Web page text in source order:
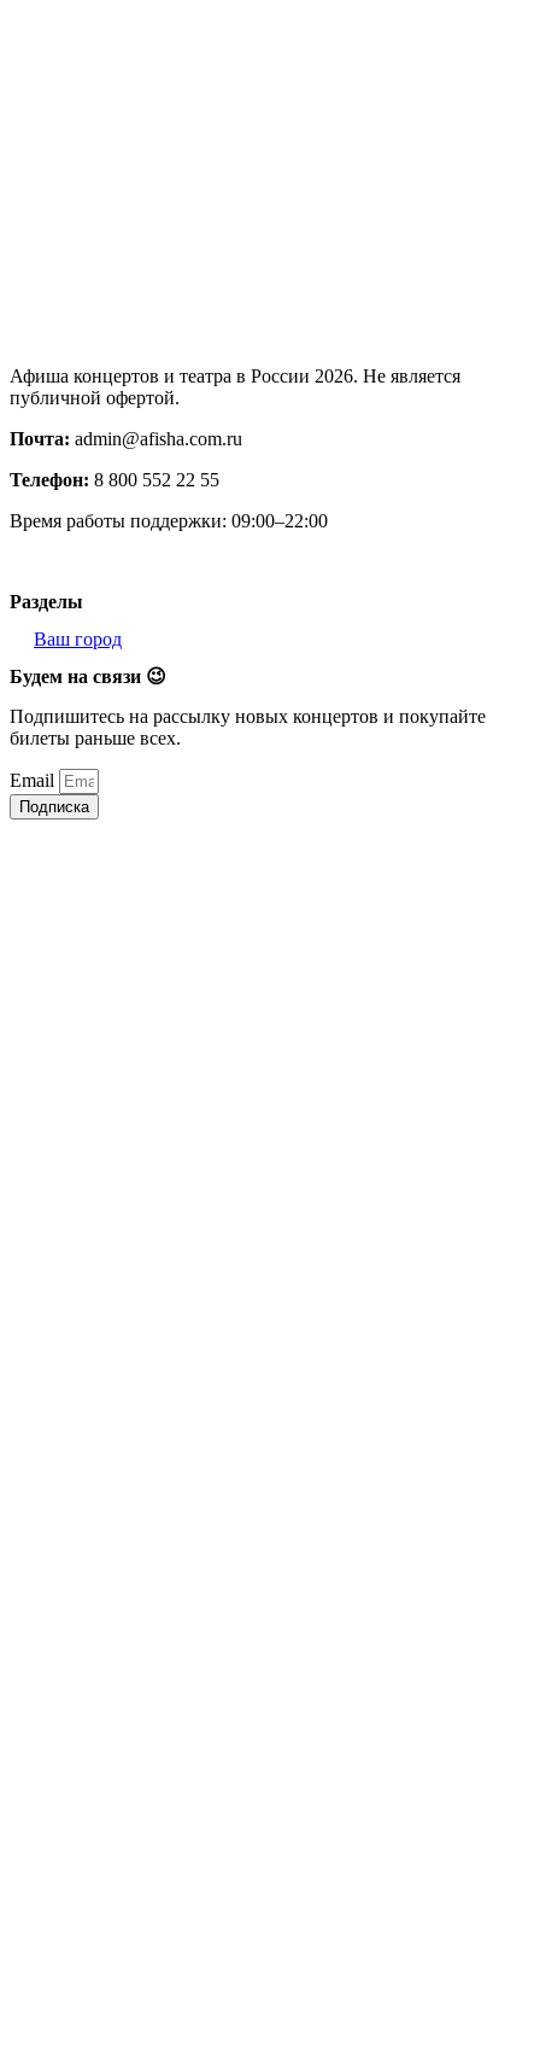
Афиша концертов и театра в России 2026. Не является
публичной офертой.
Почта: admin@afisha.com.ru
Телефон: 8 800 552 22 55
Время работы поддержки: 09:00–22:00
Разделы
Ваш город
Будем на связи 😉
Подпишитесь на рассылку новых концертов и покупайте
билеты раньше всех.
Email
Подписка